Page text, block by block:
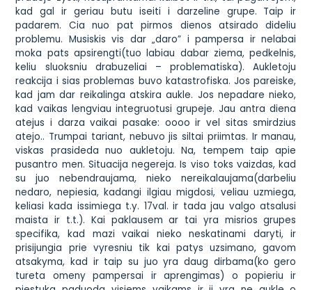
kad gal ir geriau butu iseiti i darzeline grupe. Taip ir
padarem. Cia nuo pat pirmos dienos atsirado dideliu
problemu. Musiskis vis dar „daro” i pampersa ir nelabai
moka pats apsirengti(tuo labiau dabar ziema, pedkelnis,
keliu sluoksniu drabuzeliai – problematiska). Aukletoju
reakcija i sias problemas buvo katastrofiska. Jos pareiske,
kad jam dar reikalinga atskira aukle. Jos nepadare nieko,
kad vaikas lengviau integruotusi grupeje. Jau antra diena
atejus i darza vaikai pasake: oooo ir vel sitas smirdzius
atejo.. Trumpai tariant, nebuvo jis siltai priimtas. Ir manau,
viskas prasideda nuo aukletoju. Na, tempem taip apie
pusantro men. Situacija negereja. Is viso toks vaizdas, kad
su juo nebendraujama, nieko nereikalaujama(darbeliu
nedaro, nepiesia, kadangi ilgiau migdosi, veliau uzmiega,
keliasi kada issimiega t.y. 17val. ir tada jau valgo atsalusi
maista ir t.t.). Kai paklausem ar tai yra misrios grupes
specifika, kad mazi vaikai nieko neskatinami daryti, ir
prisijungia prie vyresniu tik kai patys uzsimano, gavom
atsakyma, kad ir taip su juo yra daug dirbama(ko gero
tureta omeny pampersai ir aprengimas) o popieriu ir